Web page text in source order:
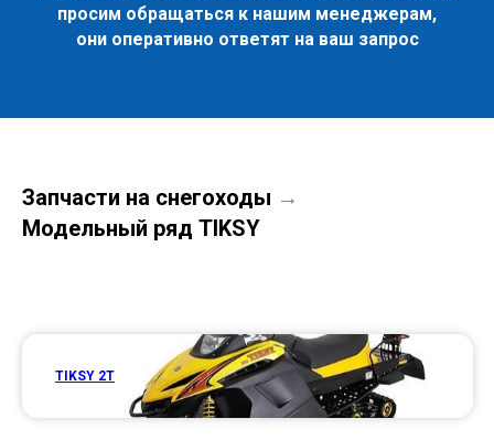
просим обращаться к нашим менеджерам,
они оперативно ответят на ваш запрос
Запчасти на снегоходы →
Модельный ряд TIKSY
TIKSY 2T